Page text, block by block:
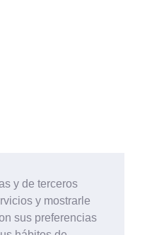
y de terceros
y mostrarle
sus preferencias
y de terceros
y mostrarle
sus preferencias